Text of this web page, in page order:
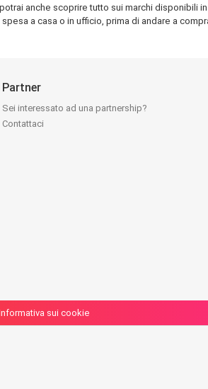
anche scoprire tutto sui marchi disponibili
a casa o in ufficio, prima di andare a
Partner
Sei interessato ad una partnership?
Contattaci
sui cookie